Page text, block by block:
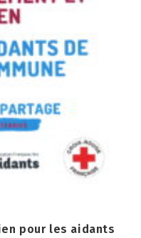
pour les aidants